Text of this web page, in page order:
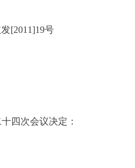
[2011]19号
四次会议决定：